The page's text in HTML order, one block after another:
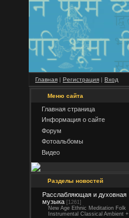
Главная | Регистрация | Вход
Меню сайта
Главная страница
Информация о сайте
Форум
Фотоальбомы
Видео
Разделы новостей
Расслабляющая и духовная
музыка [1261]
New Age Ethnic Meditation Folk
Instrumental Classical Ambient +